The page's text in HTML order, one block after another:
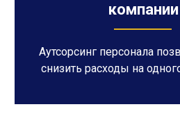
компании
Аутсорсинг персонала
снизить расходы на